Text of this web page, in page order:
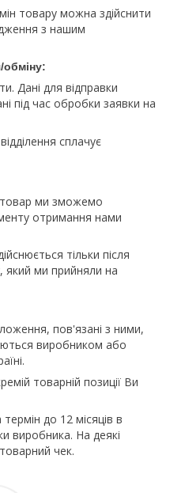
товару можна здійснити
з нашим
обміну:
Дані для відправки
під час обробки заявки на
сплачує
ми зможемо
отримання нами
тільки після
який ми прийняли на
пов'язані з ними,
виробником або
товарній позиції Ви
до 12 місяців в
виробника. На деякі
чек.